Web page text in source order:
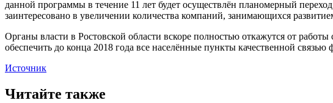
данной программы в течение 11 лет будет осуществлён планомерный
заинтересовано в увеличении количества компаний, занимающихся
Органы власти в Ростовской области вскоре полностью откажутся от
обеспечить до конца 2018 года все населённые пункты качественной связью
Источник
Читайте также